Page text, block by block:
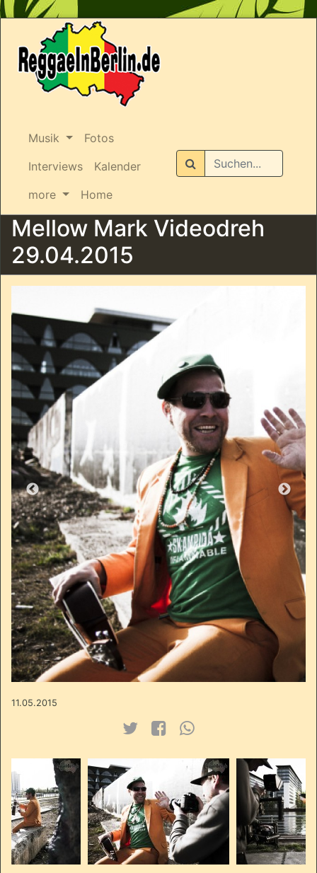
Musik
Fotos
Interviews
Kalender
more
Home
Suchen
Mellow Mark Videodreh
29.04.2015
11.05.2015